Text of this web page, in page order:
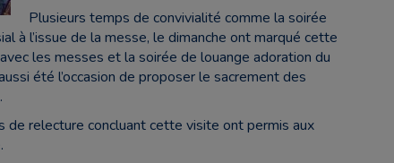
Plusieurs temps de convivialité comme la soirée
à l’issue de la messe, le dimanche ont marqué cette
les messes et la soirée de louange adoration du
été l’occasion de proposer le sacrement des
de relecture concluant cette visite ont permis aux